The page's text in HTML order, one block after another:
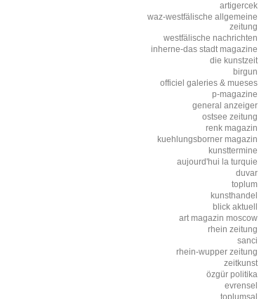
artigercek
waz-westfälische allgemeine
zeitung
westfälische nachrichten
inherne-das stadt magazine
die kunstzeit
birgun
officiel galeries & mueses
p-magazine
general anzeiger
ostsee zeitung
renk magazin
kuehlungsborner magazin
kunsttermine
aujourd'hui la turquie
duvar
toplum
kunsthandel
blick aktuell
art magazin moscow
rhein zeitung
sanci
rhein-wupper zeitung
zeitkunst
özgür politika
evrensel
toplumsal